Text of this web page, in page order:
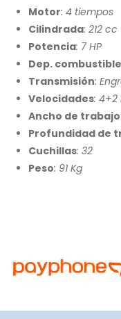
Motor: 4 tiempos
Cilindrada: 212 cc
Potencia: 7 HP
Dep.
Transmisión:
Velocidades: 4+2
Ancho de
Profundidad de
Cuchillas: 32
Peso: 91 Kg